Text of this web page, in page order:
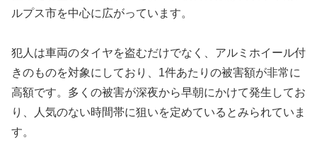
ルプス市を中心に広がっています。
犯人は車両のタイヤを盗むだけでなく、アルミホイール付
きのものを対象にしており、1件あたりの被害額が非常に
高額です。多くの被害が深夜から早朝にかけて発生してお
り、人気のない時間帯に狙いを定めているとみられていま
す。